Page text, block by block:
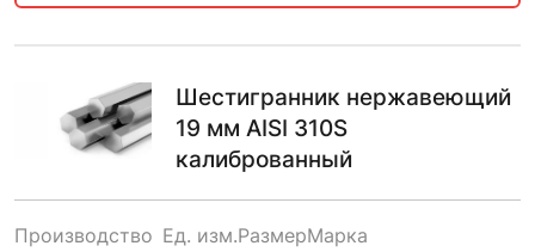
Шестигранник нержавеющий
19 мм AISI 310S
калиброванный
Производство Ед. изм.РазмерМарка